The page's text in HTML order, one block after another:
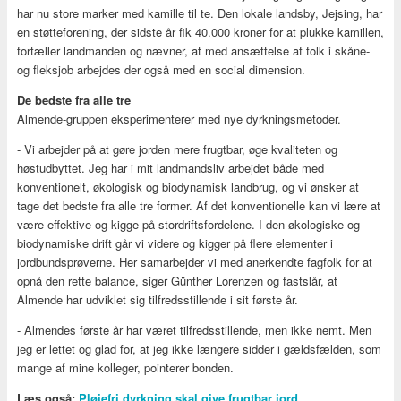
har nu store marker med kamille til te. Den lokale landsby, Jejsing, har
en støtteforening, der sidste år fik 40.000 kroner for at plukke kamillen,
fortæller landmanden og nævner, at med ansættelse af folk i skåne-
og fleksjob arbejdes der også med en social dimension.
De bedste fra alle tre
Almende-gruppen eksperimenterer med nye dyrkningsmetoder.
- Vi arbejder på at gøre jorden mere frugtbar, øge kvaliteten og
høstudbyttet. Jeg har i mit landmandsliv arbejdet både med
konventionelt, økologisk og biodynamisk landbrug, og vi ønsker at
tage det bedste fra alle tre former. Af det konventionelle kan vi lære at
være effektive og kigge på stordriftsfordelene. I den økologiske og
biodynamiske drift går vi videre og kigger på flere elementer i
jordbundsprøverne. Her samarbejder vi med anerkendte fagfolk for at
opnå den rette balance, siger Günther Lorenzen og fastslår, at
Almende har udviklet sig tilfredsstillende i sit første år.
- Almendes første år har været tilfredsstillende, men ikke nemt. Men
jeg er lettet og glad for, at jeg ikke længere sidder i gældsfælden, som
mange af mine kolleger, pointerer bonden.